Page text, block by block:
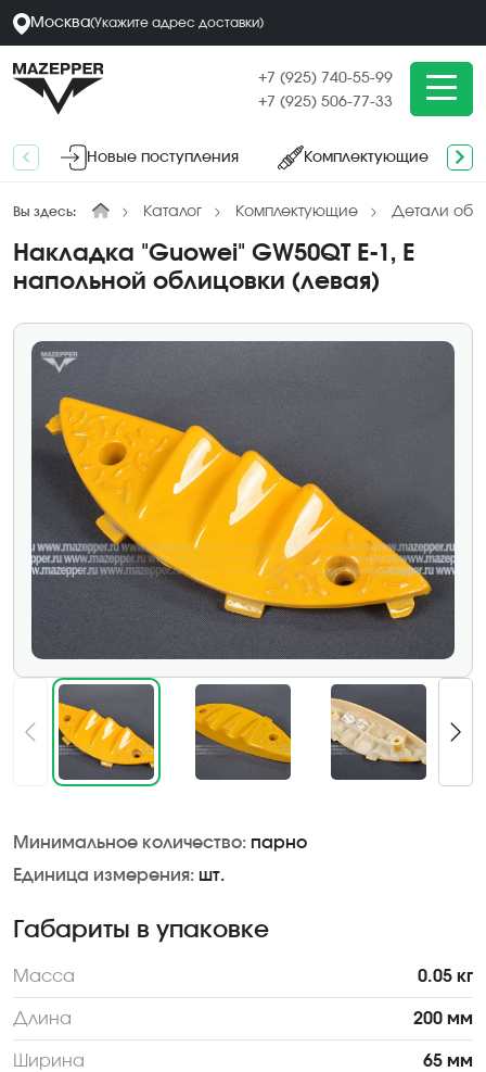
Москва(Укажите адрес доставки)
+7 (925) 740-55-99
+7 (925) 506-77-33
Новые поступления Комплектующие
Вы здесь: Каталог Комплектующие Детали
Накладка "Guowei" GW50QT E-1, E
напольной облицовки (левая)
Минимальное количество: парно
Единица измерения: шт.
Габариты в упаковке
Масса 0.05 кг
Длина 200 мм
Ширина 65 мм